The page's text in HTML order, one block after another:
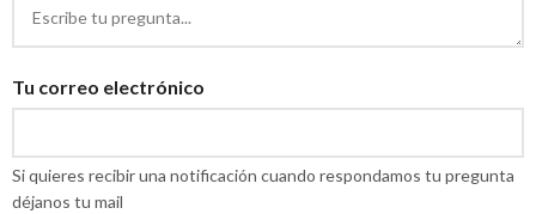
Tu correo electrónico
Si quieres recibir una notificación cuando respondamos tu pregunta
déjanos tu mail